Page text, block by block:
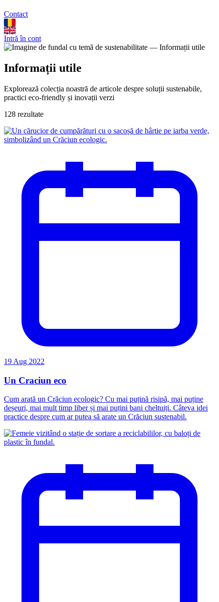
Contact
Intră în cont
Informații utile
Explorează colecția noastră de articole despre soluții sustenabile,
practici eco-friendly și inovații verzi
128 rezultate
19 Aug 2022
Un Craciun eco
Cum arată un Crăciun ecologic? Cu mai puțină risipă, mai puține
deșeuri, mai mult timp liber și mai puțini bani cheltuiți. Câteva idei
practice despre cum ar putea să arate un Crăciun sustenabil.